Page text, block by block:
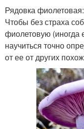
Рядовка
Чтобы без страха
фиолетовую (иногда
научиться точно
от ее от других